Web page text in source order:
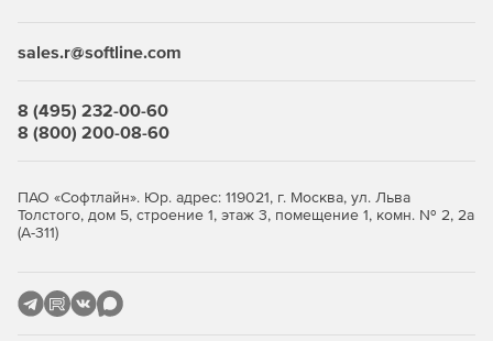
sales.r@softline.com
8 (495) 232-00-60
8 (800) 200-08-60
ПАО «Софтлайн». Юр. адрес: 119021, г. Москва, ул. Льва
Толстого, дом 5, строение 1, этаж 3, помещение 1, комн. № 2, 2а
(А-311)